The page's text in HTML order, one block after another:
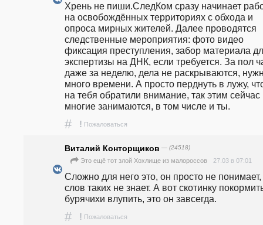
Хрень не пиши.СледКом сразу начинает
на освобождённых территориях с обхода и
опроса мирных жителей. Далее проводятся
следственные мероприятия: фото видео
фиксация преступления, забор материала
экспертизы на ДНК, если требуется. За пол
даже за неделю, дела не раскрываются,
много времени. А просто перднуть в лужу,
на тебя обратили внимание, так этим сейчас
многие занимаются, в том числе и ты.
# ! Пожаловаться
Виталий Конторщиков — (24518)
Это ещё тот злой Хохлище из малороссов 27.03 в 07:01
Сложно для него это, он просто не
слов таких не знает. А вот скотинку
бурячихи влупить, это он завсегда.
# ! Пожаловаться